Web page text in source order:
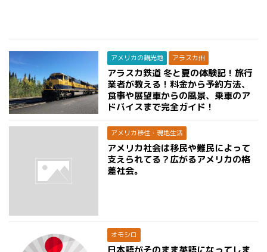
アメリカの観光地 アラスカ州
アラスカ鉄道 冬と夏の体験記！旅行
業者が教える！料金から予約方法、
食事や展望車からの風景、乗車のア
ドバイスまで完全ガイド！
アメリカ移住・現地生活
アメリカ社会は移民や難民によって
支えられてる？広がるアメリカの格
差社会。
オモシロ